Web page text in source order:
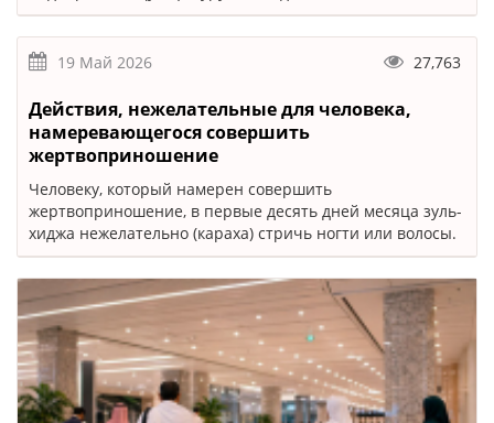
19 Май 2026 27,763
Действия, нежелательные для человека,
намеревающегося совершить
жертвоприношение
Человеку, который намерен совершить
жертвоприношение, в первые десять дней месяца зуль-
хиджа нежелательно (караха) стричь ногти или волосы.